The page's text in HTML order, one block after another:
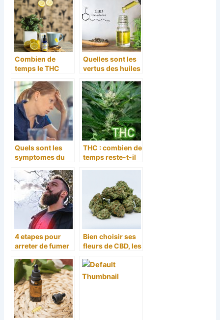
methodes de
soulagement
Combien de
temps le THC
l’organisme ?
Quelles sont les
vertus des huiles
CBD ?
Quels sont les
symptomes du
comment le gerer
?
THC : combien de
temps reste-t-il
4 etapes pour
arreter de fumer
Bien choisir ses
fleurs de CBD, les
informations à
connaître